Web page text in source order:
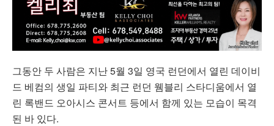
그동안 두 사람은 지난 5월 3일 영국 런던에서 열린 데이비
드 베컴의 생일 파티와 최근 런던 웸블리 스타디움에서 열
린 록밴드 오아시스 콘서트 등에서 함께 있는 모습이 목격
된 바 있다.